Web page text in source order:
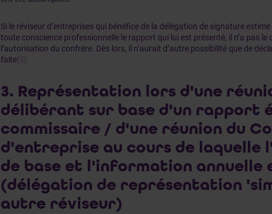
Si le réviseur d’entreprises qui bénéfice de la délégation de signature
toute conscience professionnelle le rapport qui lui est présenté, il n’a pas le
l’autorisation du confrère. Dès lors, il n’aurait d’autre possibilité que de
faite[5]
3. Représentation lors d'une
délibérant sur base d'un rapport
commissaire / d'une réunion du
d'entreprise au cours de
de base et l'information annuelle
(délégation de représentation
autre réviseur)